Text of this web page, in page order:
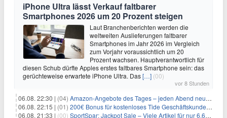
iPhone Ultra lässt Verkauf faltbarer
Smartphones 2026 um 20 Prozent steigen
Laut Branchenberichten werden die
weltweiten Auslieferungen faltbarer
Smartphones im Jahr 2026 im Vergleich
zum Vorjahr voraussichtlich um 20
Prozent wachsen. Hauptverantwortlich für
diesen Schub dürfte Apples erstes faltbares Smartphone sein: das
gerüchteweise erwartete iPhone Ultra. Das[…] (00)
vor 8 Stunden
06.08. 22:30 | (04) Amazon-Angebote des Tages – jeden Abend neue Deals zum Stöbern
06.08. 22:15 | (01) 200€ Bonus für kostenloses Tide Geschäftskundenkonto
06.08. 21:33 | (00) SportSpar: Jackpot Sale – Viele Artikel für nur 6,66€ – nur 48 Stunden